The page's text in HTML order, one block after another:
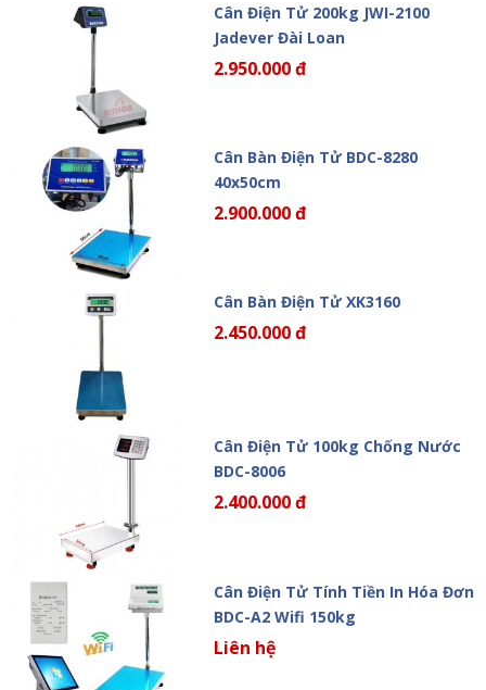
Cân Điện Tử 200kg JWI-2100
Jadever Đài Loan
2.950.000 đ
Cân Bàn Điện Tử BDC-8280
40x50cm
2.900.000 đ
Cân Bàn Điện Tử XK3160
2.450.000 đ
Cân Điện Tử 100kg Chống Nước
BDC-8006
2.400.000 đ
Cân Điện Tử Tính Tiền In Hóa Đơn
BDC-A2 Wifi 150kg
Liên hệ